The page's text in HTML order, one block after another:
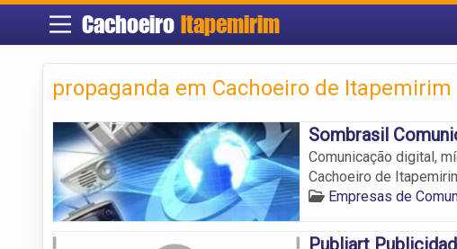
Cachoeiro Itapemirim
propaganda em Cachoeiro de Itapemirim
Sombrasil
Comunicação digital,
Cachoeiro de
Empresas de
Publiart